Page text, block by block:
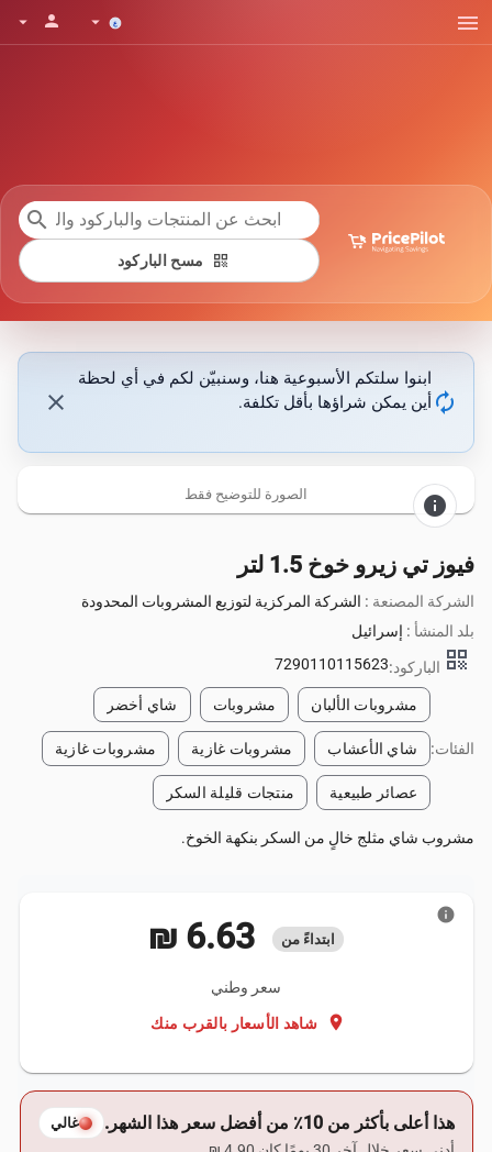
menu
arrow_drop_down
person
arrow_drop_down
search
qr_code مسح الباركود
autorenew
ابنوا سلتكم الأسبوعية هنا، وسنبيّن لكم في أي لحظة
أين يمكن شراؤها بأقل تكلفة.
close
info الصورة للتوضيح فقط
فيوز تي زيرو خوخ 1.5 لتر
الشركة المصنعة : الشركة المركزية لتوزيع المشروبات المحدودة
بلد المنشأ : إسرائيل
qr_code الباركود:7290110115623
الفئات:
مشروبات الألبان مشروبات شاي أخضر
شاي الأعشاب مشروبات غازية مشروبات غازية
عصائر طبيعية منتجات قليلة السكر
مشروب شاي مثلج خالٍ من السكر بنكهة الخوخ.
ابتداءً من
سعر وطني
location_on شاهد الأسعار بالقرب منك
info
هذا أعلى بأكثر من 10٪ من أفضل سعر هذا الشهر. غالي